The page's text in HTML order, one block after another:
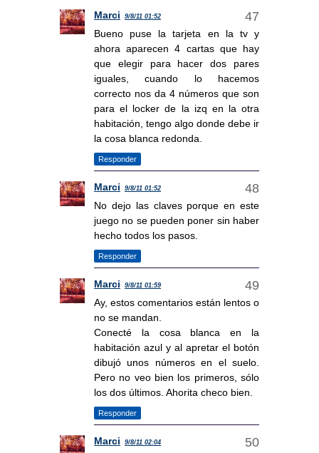
Marci 9/8/11 01:52
Bueno puse la tarjeta en la tv y
ahora aparecen 4 cartas que hay
que elegir para hacer dos pares
iguales, cuando lo hacemos
correcto nos da 4 números que son
para el locker de la izq en la otra
habitación, tengo algo donde debe ir
la cosa blanca redonda.
Responder
Marci 9/8/11 01:52
No dejo las claves porque en este
juego no se pueden poner sin haber
hecho todos los pasos.
Responder
Marci 9/8/11 01:59
Ay, estos comentarios están lentos o
no se mandan.
Conecté la cosa blanca en la
habitación azul y al apretar el botón
dibujó unos números en el suelo.
Pero no veo bien los primeros, sólo
los dos últimos. Ahorita checo bien.
Responder
Marci 9/8/11 02:04